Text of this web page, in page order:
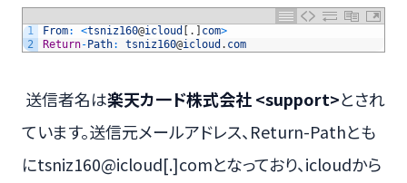
1
2
From: <tsniz160@icloud . com>
Return- Path: tsniz160@icloud . com
送信者名は楽天カ一ド株式会社 <support>とされ
ています。送信元メールアドレス、Return-Pathとも
にtsniz160@icloud[.]comとなっており、icloudから